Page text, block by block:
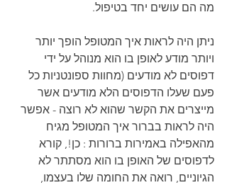
מה הם עושים יחד בטיפול.
ניתן היה לראות איך המטופל הופך יותר
ויותר מודע לאופן בו הוא מנוהל על ידי
דפוסים לא מודעים (מחוות ספונטניות כל
פעם שעלו הדפוסים הלא מודעים אשר
מייצרים את הקשר שהוא לא רוצה - אפשר
היה לראות בברור איך המטופל מגיח
מהאפילה באמירות ברורות : כן!, קורא
לדפוסים של האופן בו הוא מסתתר לא
הגיוניים, רואה את החומה שלו בעצמו,